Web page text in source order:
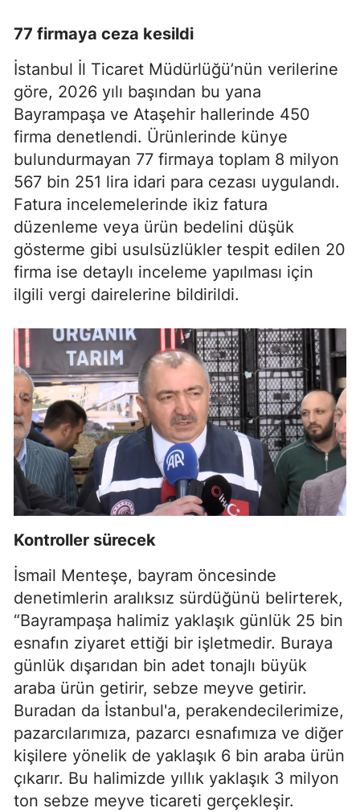
77 firmaya ceza kesildi
İstanbul İl Ticaret Müdürlüğü’nün verilerine
göre, 2026 yılı başından bu yana
Bayrampaşa ve Ataşehir hallerinde 450
firma denetlendi. Ürünlerinde künye
bulundurmayan 77 firmaya toplam 8 milyon
567 bin 251 lira idari para cezası uygulandı.
Fatura incelemelerinde ikiz fatura
düzenleme veya ürün bedelini düşük
gösterme gibi usulsüzlükler tespit edilen 20
firma ise detaylı inceleme yapılması için
ilgili vergi dairelerine bildirildi.
Kontroller sürecek
İsmail Menteşe, bayram öncesinde
denetimlerin aralıksız sürdüğünü belirterek,
“Bayrampaşa halimiz yaklaşık günlük 25 bin
esnafın ziyaret ettiği bir işletmedir. Buraya
günlük dışarıdan bin adet tonajlı büyük
araba ürün getirir, sebze meyve getirir.
Buradan da İstanbul'a, perakendecilerimize,
pazarcılarımıza, pazarcı esnafımıza ve diğer
kişilere yönelik de yaklaşık 6 bin araba ürün
çıkarır. Bu halimizde yıllık yaklaşık 3 milyon
ton sebze meyve ticareti gerçekleşir.